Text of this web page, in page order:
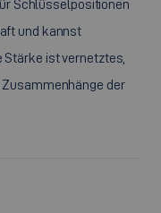
Schlüsselpositionen
und kannst
ist vernetztes,
der